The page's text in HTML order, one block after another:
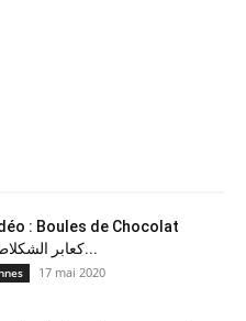
: Boules de Chocolat
Pralinées – كعابر الشكلاطة...
17 mai 2020